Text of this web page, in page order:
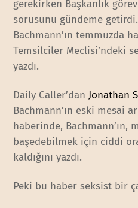
gerekirken Başkanlık
sorusunu gündeme
Bachmann’ın temmuzda
Temsilciler Meclisi’ndeki
yazdı.
Daily Caller’dan Jonathan
Bachmann’ın eski mesai
haberinde, Bachmann’ın,
başedebilmek için ciddi
kaldığını yazdı.
Peki bu haber seksist bir